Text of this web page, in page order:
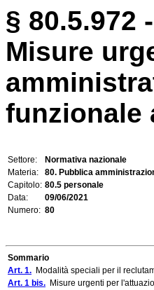
§ 80.5.972
Misure
funzionale
Settore:
Normativa nazionale
Materia:
80. Pubblica
Capitolo: 80.5 personale
Data:
09/06/2021
Numero: 80
Sommario
Art. 1. Modalità speciali per il
Art. 1 bis. Misure urgenti per